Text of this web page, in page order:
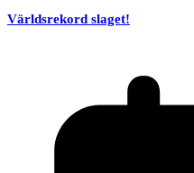
Världsrekord slaget!